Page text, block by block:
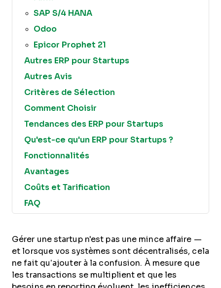
SAP S/4 HANA
Odoo
Epicor Prophet 21
Autres ERP pour Startups
Autres Avis
Critères de Sélection
Comment Choisir
Tendances des ERP pour Startups
Qu'est-ce qu'un ERP pour Startups ?
Fonctionnalités
Avantages
Coûts et Tarification
FAQ
Gérer une startup n'est pas une mince affaire —
et lorsque vos systèmes sont décentralisés, cela
ne fait qu’ajouter à la confusion. À mesure que
les transactions se multiplient et que les